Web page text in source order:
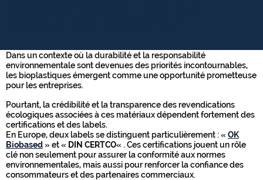
Dans un contexte où la durabilité et la responsabilité
environnementale sont devenues des priorités incontournables,
les bioplastiques émergent comme une opportunité prometteuse
pour les entreprises.
Pourtant, la crédibilité et la transparence des revendications
écologiques associées à ces matériaux dépendent fortement des
certifications et des labels.
En Europe, deux labels se distinguent particulièrement : « OK
Biobased» et « DIN CERTCO« . Ces certifications jouent un rôle
clé non seulement pour assurer la conformité aux normes
environnementales, mais aussi pour renforcer la confiance des
consommateurs et des partenaires commerciaux.